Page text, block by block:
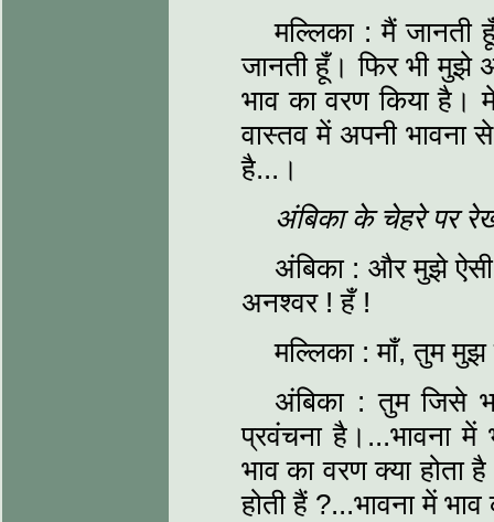
मल्लिका : मैं जानती
जानती हूँ। फिर भी मुझे
भाव का वरण किया
वास्तव में अपनी भावना
है...।
अंबिका के चेहरे पर
अंबिका : और मुझे ऐसी
अनश्वर ! हँ !
मल्लिका : माँ, तुम मुझ
अंबिका : तुम जिसे
प्रवंचना है।...भावना
भाव का वरण क्या
होती हैं ?...भावना में